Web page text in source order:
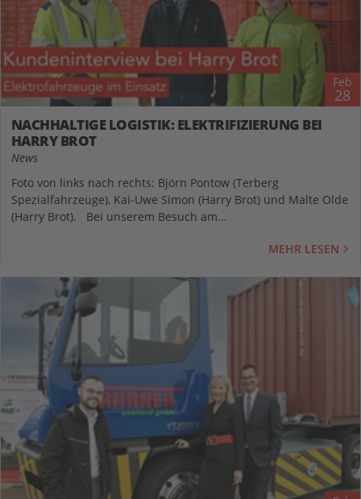
Feb
28
NACHHALTIGE LOGISTIK: ELEKTRIFIZIERUNG BEI
HARRY BROT
News
Foto von links nach rechts: Björn Pontow (Terberg
Spezialfahrzeuge), Kai-Uwe Simon (Harry Brot) und Malte Olde
(Harry Brot). Bei unserem Besuch am...
MEHR LESEN